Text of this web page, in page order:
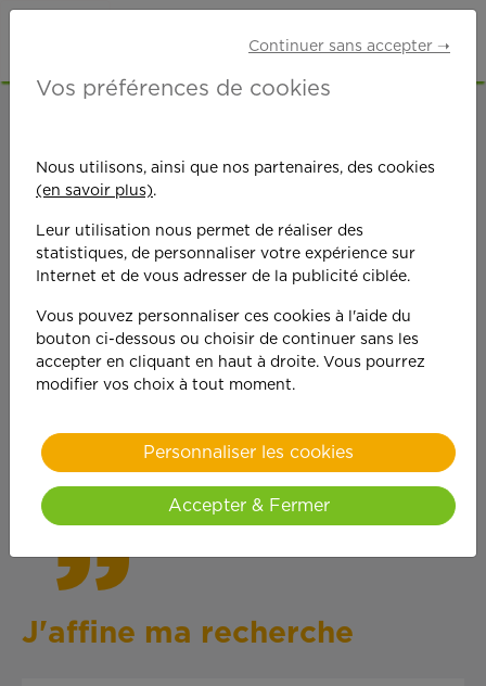
On est toujours plus
performant
quand on y met du
cœur !
J'affine ma recherche
Continuer sans accepter ➝
Vos préférences de cookies
Nous utilisons, ainsi que nos partenaires, des cookies
(en savoir plus).
Leur utilisation nous permet de réaliser des
statistiques, de personnaliser votre expérience sur
Internet et de vous adresser de la publicité ciblée.
Vous pouvez personnaliser ces cookies à l'aide du
bouton ci-dessous ou choisir de continuer sans les
accepter en cliquant en haut à droite. Vous pourrez
modifier vos choix à tout moment.
Personnaliser les cookies
Accepter & Fermer